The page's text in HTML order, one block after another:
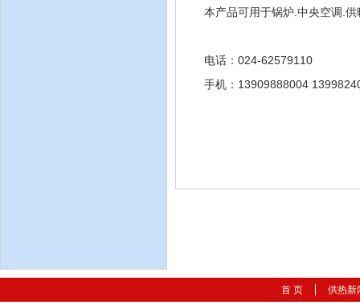
本产品可用于锅炉.中央空调.
电话：024-62579110
手机：13909888004
首 页 供热新